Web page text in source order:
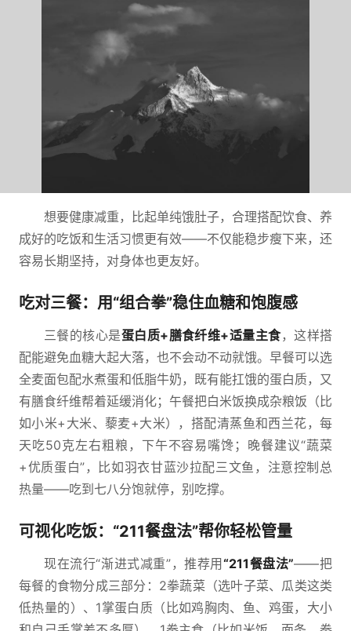
想要健康减重，比起单纯饿肚子，合理搭配饮食、养
成好的吃饭和生活习惯更有效——不仅能稳步瘦下来，还
容易长期坚持，对身体也更友好。
吃对三餐：用“组合拳”稳住血糖和饱腹感
三餐的核心是蛋白质+膳食纤维+适量主食，这样搭
配能避免血糖大起大落，也不会动不动就饿。早餐可以选
全麦面包配水煮蛋和低脂牛奶，既有能扛饿的蛋白质，又
有膳食纤维帮着延缓消化；午餐把白米饭换成杂粮饭（比
如小米+大米、藜麦+大米），搭配清蒸鱼和西兰花，每
天吃50克左右粗粮，下午不容易嘴馋；晚餐建议“蔬菜
+优质蛋白”，比如羽衣甘蓝沙拉配三文鱼，注意控制总
热量——吃到七八分饱就停，别吃撑。
可视化吃饭：“211餐盘法”帮你轻松管量
现在流行“渐进式减重”，推荐用 “211餐盘法”——把
每餐的食物分成三部分：2拳蔬菜（选叶子菜、瓜类这类
低热量的）、1掌蛋白质（比如鸡胸肉、鱼、鸡蛋，大小